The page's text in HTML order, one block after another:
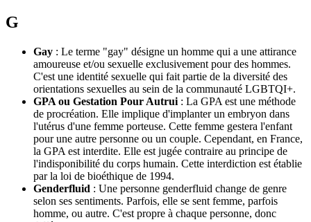
G
Gay : Le terme "gay" désigne un homme qui a une attirance
amoureuse et/ou sexuelle exclusivement pour des hommes.
C'est une identité sexuelle qui fait partie de la diversité des
orientations sexuelles au sein de la communauté LGBTQI+.
GPA ou Gestation Pour Autrui : La GPA est une méthode
de procréation. Elle implique d'implanter un embryon dans
l'utérus d'une femme porteuse. Cette femme gestera l'enfant
pour une autre personne ou un couple. Cependant, en France,
la GPA est interdite. Elle est jugée contraire au principe de
l'indisponibilité du corps humain. Cette interdiction est établie
par la loi de bioéthique de 1994.
Genderfluid : Une personne genderfluid change de genre
selon ses sentiments. Parfois, elle se sent femme, parfois
homme, ou autre. C'est propre à chaque personne, donc